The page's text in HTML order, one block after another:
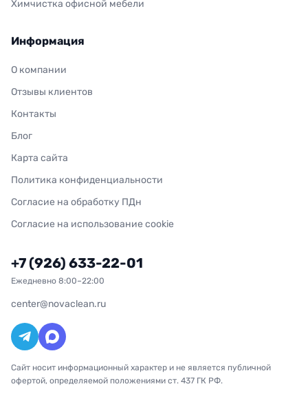
Химчистка офисной мебели
Информация
О компании
Отзывы клиентов
Контакты
Блог
Карта сайта
Политика конфиденциальности
Согласие на обработку ПДн
Согласие на использование cookie
+7 (926) 633-22-01
Ежедневно 8:00–22:00
center@novaclean.ru
Сайт носит информационный характер и не является публичной
офертой, определяемой положениями ст. 437 ГК РФ.